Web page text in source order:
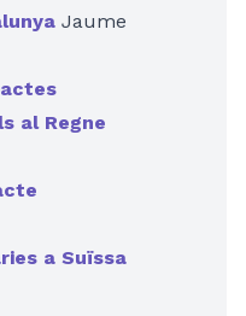
Jaume
al Regne
a Suïssa